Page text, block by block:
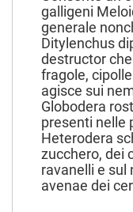
galligeni
generale
Ditylenchus
destructor
fragole,
agisce sui
Globodera
presenti nelle
Heterodera
zucchero, dei
ravanelli e sul
avenae dei